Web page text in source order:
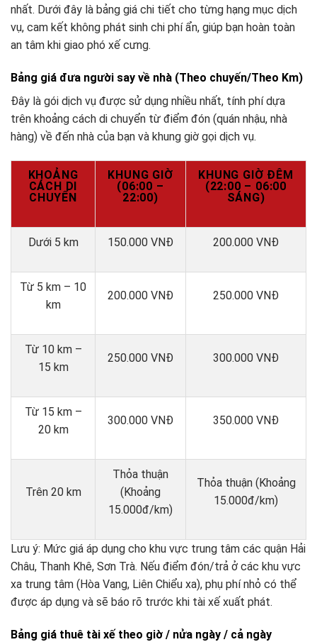
nhất. Dưới đây là bảng giá chi tiết cho từng hạng mục dịch
vụ, cam kết không phát sinh chi phí ẩn, giúp bạn hoàn toàn
an tâm khi giao phó xế cưng.
Bảng giá đưa người say về nhà (Theo chuyến/Theo Km)
Đây là gói dịch vụ được sử dụng nhiều nhất, tính phí dựa
trên khoảng cách di chuyển từ điểm đón (quán nhậu, nhà
hàng) về đến nhà của bạn và khung giờ gọi dịch vụ.
KHOẢNG
CÁCH DI
CHUYỂN
KHUNG GIỜ
(06:00 –
22:00)
KHUNG GIỜ ĐÊM
(22:00 – 06:00
SÁNG)
Dưới 5 km 150.000 VNĐ 200.000 VNĐ
Từ 5 km – 10
km
200.000 VNĐ 250.000 VNĐ
Từ 10 km –
15 km
250.000 VNĐ 300.000 VNĐ
Từ 15 km –
20 km
300.000 VNĐ 350.000 VNĐ
Trên 20 km
Thỏa thuận
(Khoảng
15.000đ/km)
Thỏa thuận (Khoảng
15.000đ/km)
Lưu ý: Mức giá áp dụng cho khu vực trung tâm các quận Hải
Châu, Thanh Khê, Sơn Trà. Nếu điểm đón/trả ở các khu vực
xa trung tâm (Hòa Vang, Liên Chiểu xa), phụ phí nhỏ có thể
được áp dụng và sẽ báo rõ trước khi tài xế xuất phát.
Bảng giá thuê tài xế theo giờ / nửa ngày / cả ngày